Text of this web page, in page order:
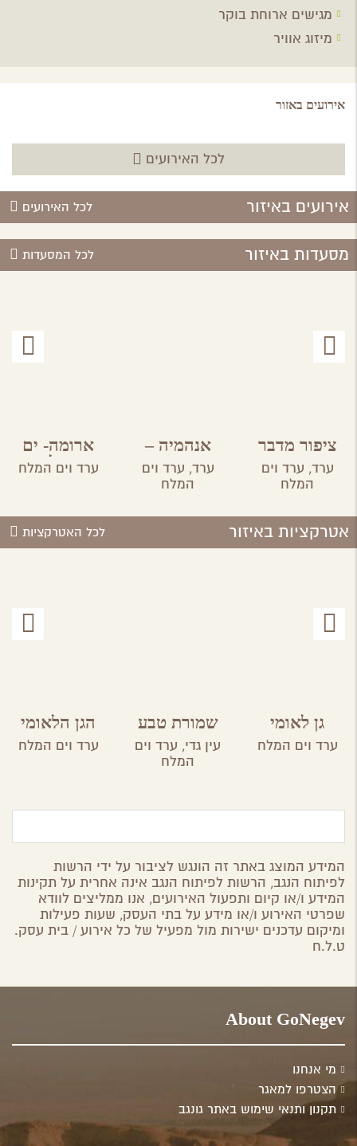
מגישים ארוחת בוקר
מיזוג אוויר
אירועים באזור
לכל האירועים
אירועים באיזור לכל האירועים
מסעדות באיזור לכל המסעדות
ציפור מדבר
ערד, ערד וים
המלח
אנהמיה –
מטבח ביתי
מקומי
ערד, ערד וים
המלח
ארומה- ים
המלח
ערד וים המלח
אטרקציות באיזור לכל האטרקציות
גן לאומי
קומראן
ערד וים המלח
שמורת טבע
עין גדיעין גדי, ערד וים
המלח
הגן הלאומי
מצדה
ערד וים המלח
המידע המוצג באתר זה הונגש לציבור על ידי הרשות
לפיתוח הנגב, הרשות לפיתוח הנגב אינה אחרית על תקינות
המידע ו/או קיום ותפעול האירועים, אנו ממליצים לוודא
שפרטי האירוע ו/או מידע על בתי העסק, שעות פעילות
ומיקום עדכנים ישירות מול מפעיל של כל אירוע / בית עסק.
ט.ל.ח
About GoNegev
מי אנחנו
הצטרפו למאגר
תקנון ותנאי שימוש באתר גונגב